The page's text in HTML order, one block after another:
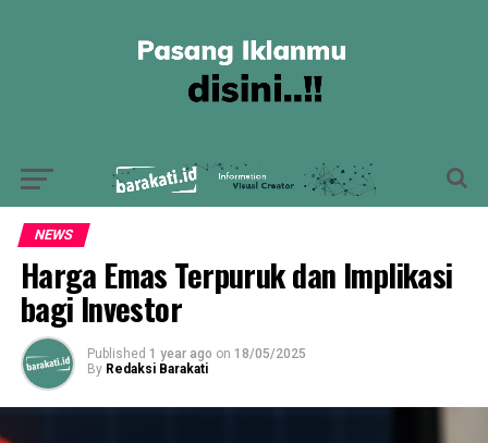
NEWS
Harga Emas Terpuruk dan Implikasi
bagi Investor
Published 1 year ago on 18/05/2025
By Redaksi Barakati